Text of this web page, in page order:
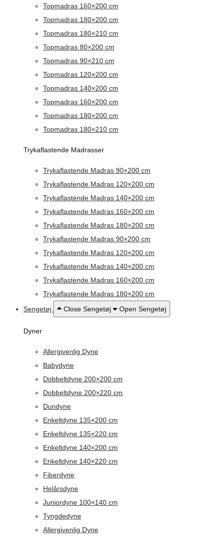
Topmadras 160×200 cm
Topmadras 180×200 cm
Topmadras 180×210 cm
Topmadras 80×200 cm
Topmadras 90×210 cm
Topmadras 120×200 cm
Topmadras 140×200 cm
Topmadras 160×200 cm
Topmadras 180×200 cm
Topmadras 180×210 cm
Trykaflastende Madrasser
Trykaflastende Madras 90×200 cm
Trykaflastende Madras 120×200 cm
Trykaflastende Madras 140×200 cm
Trykaflastende Madras 160×200 cm
Trykaflastende Madras 180×200 cm
Trykaflastende Madras 90×200 cm
Trykaflastende Madras 120×200 cm
Trykaflastende Madras 140×200 cm
Trykaflastende Madras 160×200 cm
Trykaflastende Madras 180×200 cm
Sengetøj
Close Sengetøj Open Sengetøj
Dyner
Allergivenlig Dyne
Babydyne
Dobbeltdyne 200×200 cm
Dobbeltdyne 200×220 cm
Dundyne
Enkeltdyne 135×200 cm
Enkeltdyne 135×220 cm
Enkeltdyne 140×200 cm
Enkeltdyne 140×220 cm
Fiberdyne
Helårsdyne
Juniordyne 100×140 cm
Tyngdedyne
Allergivenlig Dyne